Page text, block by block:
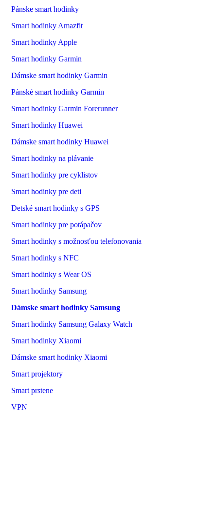
Pánske smart hodinky
Smart hodinky Amazfit
Smart hodinky Apple
Smart hodinky Garmin
Dámske smart hodinky Garmin
Pánské smart hodinky Garmin
Smart hodinky Garmin Forerunner
Smart hodinky Huawei
Dámske smart hodinky Huawei
Smart hodinky na plávanie
Smart hodinky pre cyklistov
Smart hodinky pre deti
Detské smart hodinky s GPS
Smart hodinky pre potápačov
Smart hodinky s možnosťou telefonovania
Smart hodinky s NFC
Smart hodinky s Wear OS
Smart hodinky Samsung
Dámske smart hodinky Samsung
Smart hodinky Samsung Galaxy Watch
Smart hodinky Xiaomi
Dámske smart hodinky Xiaomi
Smart projektory
Smart prstene
VPN